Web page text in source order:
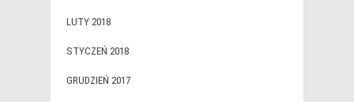
LUTY 2018
STYCZEŃ 2018
GRUDZIEŃ 2017